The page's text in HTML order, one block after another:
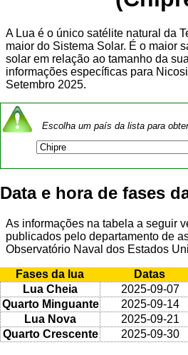
A Lua é o único satélite natural da
maior do Sistema Solar. É o maior
solar em relação ao tamanho da
informações específicas para
Setembro 2025.
Escolha um país da lista para
Data e hora de fases
As informações na tabela a seguir
publicados pelo departamento de
Observatório Naval dos Estados
Fases da lua Datas
Lua Cheia
2025-09-07
Quarto Minguante
2025-09-14
Lua Nova
2025-09-21
Quarto Crescente
2025-09-30